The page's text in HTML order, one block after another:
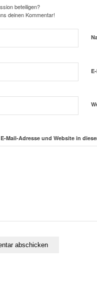
beteiligen?
deinen Kommentar!
E-Mail-Adresse und Website in